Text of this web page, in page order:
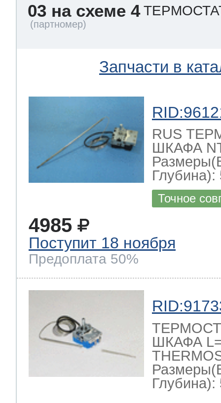
03 на схеме 4
Запчасти в
RUS
ШКАФА
Глубина):
Точное
4985
Поступит 18 ноября
Предоплата 50%
ШКАФА
Глубина):